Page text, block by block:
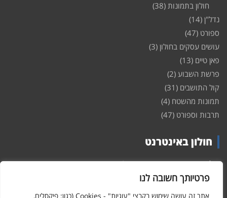
פרטיותך חשובה לנו
אתר זה עושה שימוש בקבצי "עוגיות" - Cookies (כגון: פיקסלים,
חולון בתמונות (38)
נדל"ן (14)
ספורט (47)
עושים עסקים בחולון (3)
פאן טיים (13)
פרשת השבוע (2)
קול התושבים (31)
תמונות מהשטח (4)
תרבות וספורט (47)
חולון באינטרנט
חולוןבאינטרנט – האתר שמביא לכם עדכונים ומידע מהשטח מהעיר
חולון. במה פתוחה לקול תושבי חולון באינטרנט, מידע על
ופרוייקטים חדשים בעיר, חיי לילה, וכן טורי דעה, עסקים בחולון, ודיונים על
הנעשה בעיר. אתם מוזמנים ומוזמנות להשתתף בדיון ולשלוח לנו כתבות